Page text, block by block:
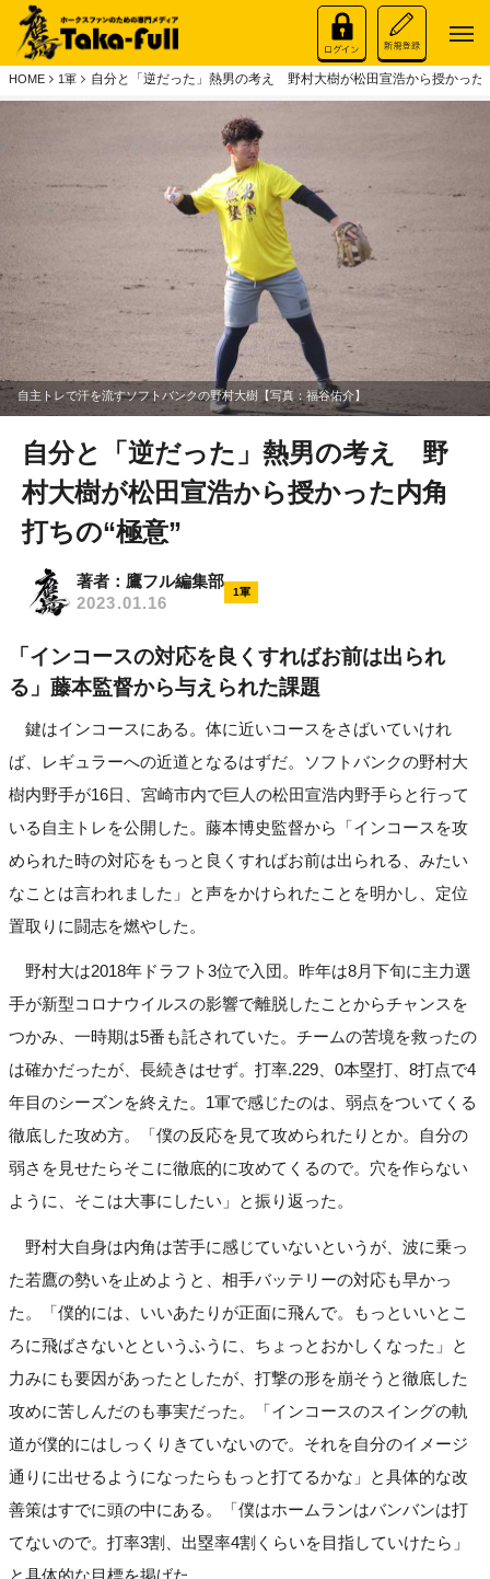
HOME 1軍 自分と「逆だった」熱男の考え 野村大樹が松田宣浩から授かった
自主トレで汗を流すソフトバンクの野村大樹【写真：福谷佑介】
自分と「逆だった」熱男の考え 野
村大樹が松田宣浩から授かった内角
打ちの“極意”
著者：鷹フル編集部
2023.01.16
1軍
「インコースの対応を良くすればお前は出られ
る」藤本監督から与えられた課題
鍵はインコースにある。体に近いコースをさばいていけれ
ば、レギュラーへの近道となるはずだ。ソフトバンクの野村大
樹内野手が16日、宮崎市内で巨人の松田宣浩内野手らと行って
いる自主トレを公開した。藤本博史監督から「インコースを攻
められた時の対応をもっと良くすればお前は出られる、みたい
なことは言われました」と声をかけられたことを明かし、定位
置取りに闘志を燃やした。
野村大は2018年ドラフト3位で入団。昨年は8月下旬に主力選
手が新型コロナウイルスの影響で離脱したことからチャンスを
つかみ、一時期は5番も託されていた。チームの苦境を救ったの
は確かだったが、長続きはせず。打率.229、0本塁打、8打点で4
年目のシーズンを終えた。1軍で感じたのは、弱点をついてくる
徹底した攻め方。「僕の反応を見て攻められたりとか。自分の
弱さを見せたらそこに徹底的に攻めてくるので。穴を作らない
ように、そこは大事にしたい」と振り返った。
野村大自身は内角は苦手に感じていないというが、波に乗っ
た若鷹の勢いを止めようと、相手バッテリーの対応も早かっ
た。「僕的には、いいあたりが正面に飛んで。もっといいとこ
ろに飛ばさないとというふうに、ちょっとおかしくなった」と
力みにも要因があったとしたが、打撃の形を崩そうと徹底した
攻めに苦しんだのも事実だった。「インコースのスイングの軌
道が僕的にはしっくりきていないので。それを自分のイメージ
通りに出せるようになったらもっと打てるかな」と具体的な改
善策はすでに頭の中にある。「僕はホームランはバンバンは打
てないので。打率3割、出塁率4割くらいを目指していけたら」
と具体的な目標を掲げた。